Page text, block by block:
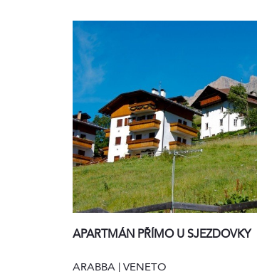
APARTMÁN PŘÍMO U SJEZDOVKY
ARABBA | VENETO